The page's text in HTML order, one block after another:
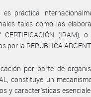
práctica
tales como las
CERTIFICACIÓN (IRAM),
la REPÚBLICA
por parte de
constituye un
y características